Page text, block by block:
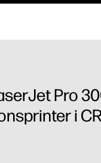
Pro
i